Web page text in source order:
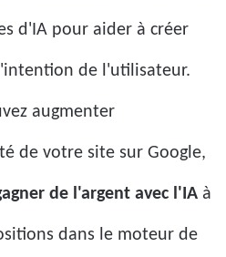
d'IA pour aider à créer
de l'utilisateur.
augmenter
de votre site sur Google,
de l'argent avec l'IA à
dans le moteur de